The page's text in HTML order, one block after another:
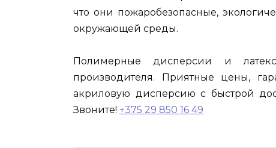
что они пожаробезопасные,
окружающей среды.
Полимерные дисперсии и
производителя. Приятные цены,
акриловую дисперсию с быстрой
Звоните! +375 29 850 16 49